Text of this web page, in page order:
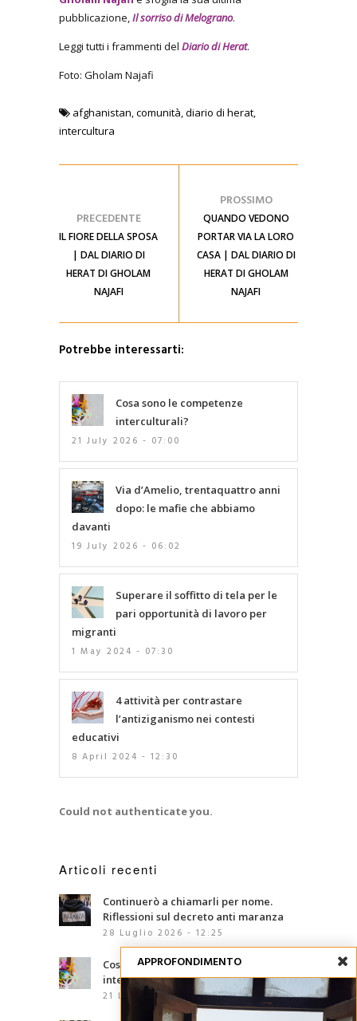
pubblicazione,Il sorriso di Melograno.
Leggi tutti i frammenti del Diario di Herat.
Foto: Gholam Najafi
afghanistan,comunità,diario di herat,
intercultura
PRECEDENTE
IL FIORE DELLA SPOSA
| DAL DIARIO DI
HERAT DI GHOLAM
NAJAFI
PROSSIMO
QUANDO VEDONO
PORTAR VIA LA LORO
CASA | DAL DIARIO DI
HERAT DI GHOLAM
NAJAFI
Potrebbe interessarti:
Cosa sono le competenze
interculturali?
21 July 2026 - 07:00
Via d’Amelio, trentaquattro anni
dopo: le mafie che abbiamo
davanti
19 July 2026 - 06:02
Superare il soffitto di tela per le
pari opportunità di lavoro per
migranti
1 May 2024 - 07:30
4 attività per contrastare
l’antiziganismo nei contesti
educativi
8 April 2024 - 12:30
Could not authenticate you.
Articoli recenti
Continuerò a chiamarli per nome.
Riflessioni sul decreto anti maranza
28 Luglio 2026 - 12:25
Cosa sono le competenze
interculturali?
21 Luglio 2026 - 07:00
APPROFONDIMENTO